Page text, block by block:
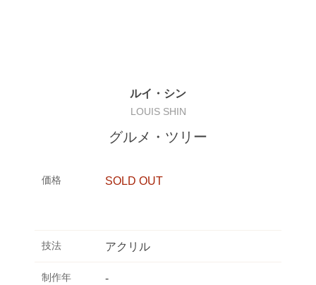
ルイ・シン
LOUIS SHIN
グルメ・ツリー
価格 SOLD OUT
技法 アクリル
制作年 -